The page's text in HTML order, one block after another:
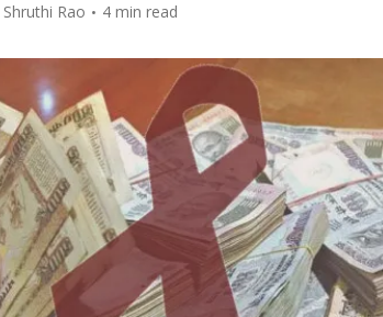
Shruthi Rao 4 min read